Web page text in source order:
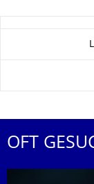
Zu dieser
OFT